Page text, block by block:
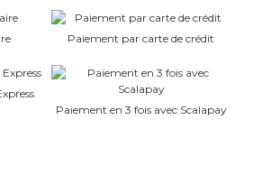
Paiement par carte de crédit
Paiement en 3 fois avec Scalapay